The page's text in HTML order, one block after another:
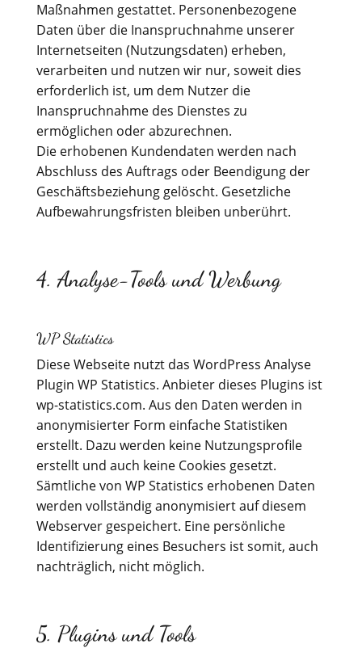
Maßnahmen gestattet. Personenbezogene
Daten über die Inanspruchnahme unserer
Internetseiten (Nutzungsdaten) erheben,
verarbeiten und nutzen wir nur, soweit dies
erforderlich ist, um dem Nutzer die
Inanspruchnahme des Dienstes zu
ermöglichen oder abzurechnen.
Die erhobenen Kundendaten werden nach
Abschluss des Auftrags oder Beendigung der
Geschäftsbeziehung gelöscht. Gesetzliche
Aufbewahrungsfristen bleiben unberührt.
4. Analyse-Tools und Werbung
WP Statistics
Diese Webseite nutzt das WordPress Analyse
Plugin WP Statistics. Anbieter dieses Plugins ist
wp-statistics.com. Aus den Daten werden in
anonymisierter Form einfache Statistiken
erstellt. Dazu werden keine Nutzungsprofile
erstellt und auch keine Cookies gesetzt.
Sämtliche von WP Statistics erhobenen Daten
werden vollständig anonymisiert auf diesem
Webserver gespeichert. Eine persönliche
Identifizierung eines Besuchers ist somit, auch
nachträglich, nicht möglich.
5. Plugins und Tools